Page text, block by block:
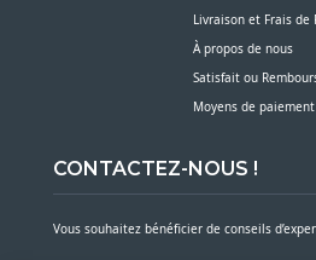
Livraison et Frais de
À propos de nous
Satisfait ou
Moyens de paiement
CONTACTEZ-NOUS !
Vous souhaitez bénéficier de conseils